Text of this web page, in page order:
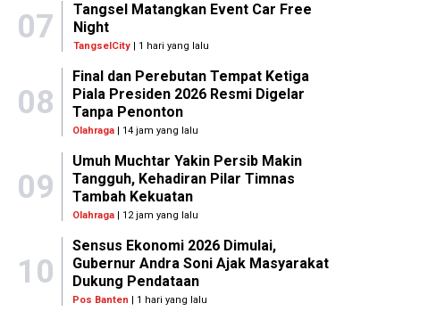
07
Tangsel Matangkan Event Car Free
Night
TangselCity| 1 hari yang lalu
08
Final dan Perebutan Tempat Ketiga
Piala Presiden 2026 Resmi Digelar
Tanpa Penonton
Olahraga | 14 jam yang lalu
09
Umuh Muchtar Yakin Persib Makin
Tangguh, Kehadiran Pilar Timnas
Tambah Kekuatan
Olahraga | 12 jam yang lalu
10
Sensus Ekonomi 2026 Dimulai,
Gubernur Andra Soni Ajak Masyarakat
Dukung Pendataan
Pos Banten | 1 hari yang lalu